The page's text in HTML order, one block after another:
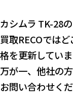
カシムラ TK-28
買取RECOでは
格を更新していま
万が一、他社の
お問い合わせくだ